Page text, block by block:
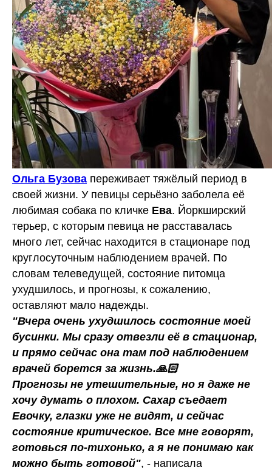
Ольга Бузова переживает тяжёлый период в
своей жизни. У певицы серьёзно заболела её
любимая собака по кличке Ева. Йоркширский
терьер, с которым певица не расставалась
много лет, сейчас находится в стационаре под
круглосуточным наблюдением врачей. По
словам телеведущей, состояние питомца
ухудшилось, и прогнозы, к сожалению,
оставляют мало надежды.
"Вчера очень ухудшилось состояние моей
бусинки. Мы сразу отвезли её в стационар,
и прямо сейчас она там под наблюдением
врачей борется за жизнь.🙏🏻
Прогнозы не утешительные, но я даже не
хочу думать о плохом. Сахар съедает
Евочку, глазки уже не видят, и сейчас
состояние критическое. Все мне говорят,
готовься по-тихонько, а я не понимаю как
можно быть готовой", - написала